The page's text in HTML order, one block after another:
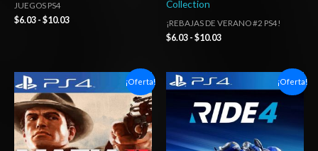
JUEGOS PS4
$6.03 - $10.03
Collection
¡REBAJAS DE VERANO #2 PS4!
$6.03 - $10.03
¡Oferta!
Rango
de
precios:
desde
$6.03
hasta
$10.03
¡Oferta!
Rango
de
precios:
desde
$6.03
hasta
$10.03